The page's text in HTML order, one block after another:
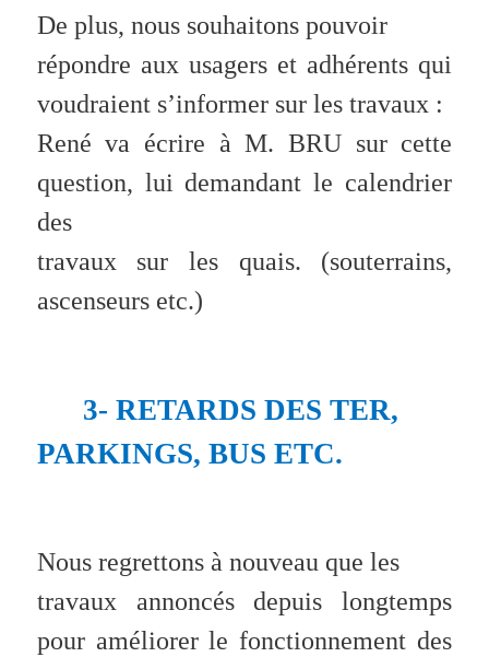
De plus, nous souhaitons pouvoir
répondre aux usagers et adhérents qui
voudraient s’informer sur les travaux :
René va écrire à M. BRU sur cette
question, lui demandant le calendrier
des
travaux sur les quais. (souterrains,
ascenseurs etc.)
3- RETARDS DES TER,
PARKINGS, BUS ETC.
Nous regrettons à nouveau que les
travaux annoncés depuis longtemps
pour améliorer le fonctionnement des